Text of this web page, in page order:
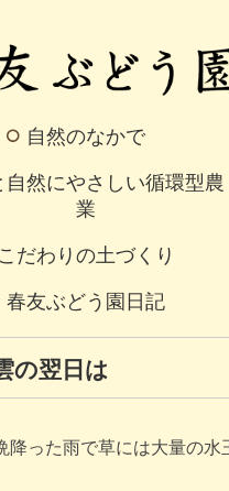
自然のなかで
自然にやさしい循環型農
業
こだわりの土づくり
春友ぶどう園日記
の翌日は
降った雨で草には大量の水